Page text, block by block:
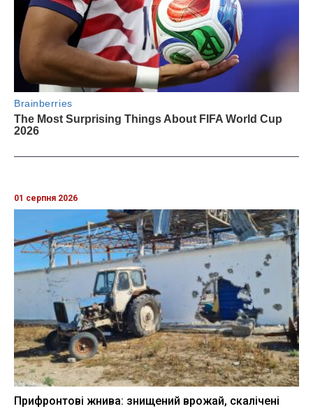
01 серпня 2026
Прифронтові жнива: знищений врожай, скалічені